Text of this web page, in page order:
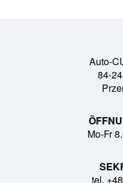
Auto-
84-
Mo-Fr
tel.